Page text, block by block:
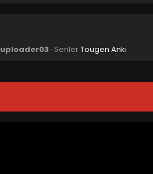
uploader03 · SerilerTougen Anki